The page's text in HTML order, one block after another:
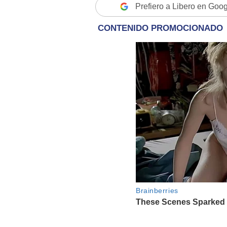
Prefiero a Libero en